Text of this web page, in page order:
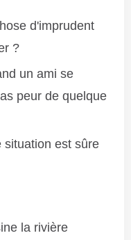
d'imprudent
?
un ami se
peur de quelque
situation est sûre
la rivière